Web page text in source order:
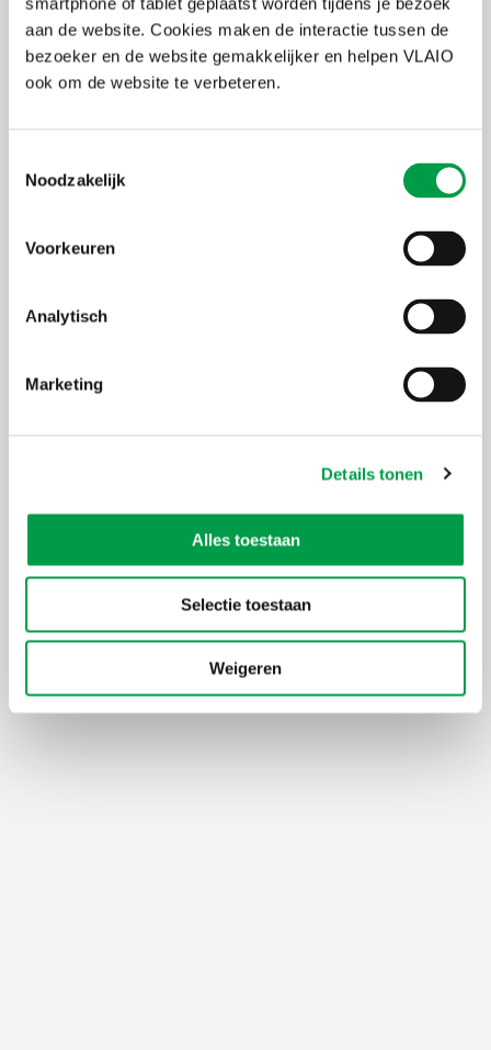
aan de website. Cookies maken de interactie tussen de
bezoeker en de website gemakkelijker en helpen VLAIO
ook om de website te verbeteren.
Noodzakelijk
Voorkeuren
Analytisch
Marketing
Details tonen
Alles toestaan
Selectie toestaan
Weigeren